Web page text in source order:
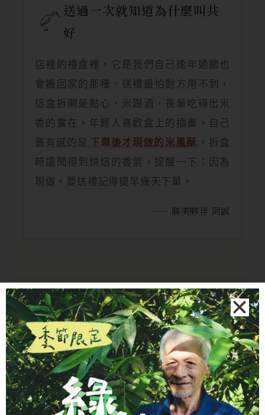
送過一次就知道為什麼叫共
好
店裡的禮盒裡，它是我們自己逢年過節也
會搬回家的那種。送禮最怕對方用不到，
這盒拆開是點心、米跟酒，長輩吃得出米
香的實在，年輕人喜歡盒上的插畫。自己
最有感的是 下單後才現做的米鳳酥 ，拆盒
時還聞得到烘焙的香氣。提醒一下：因為
現做，要送禮記得提早幾天下單。
—— 勝美夥伴 阿誠
FARMER STORY
留一份友善，給土地、動
物、人群